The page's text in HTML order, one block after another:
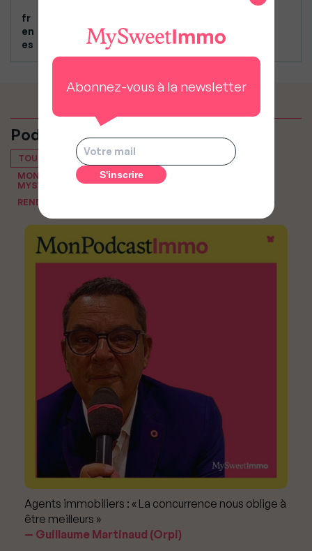
fr
en
es
Podcasts
TOUT VOIR
MON PODCAST IMMO, LE PODCAST IMMOBILIER DE
MYSWEETIMMO
RENDEZ-VOUS DU NOTAIRE
Agents immobiliers : « La concurrence nous oblige à
être meilleurs »
Guillaume Martinaud (Orpi)
Abonnez-vous à la newsletter